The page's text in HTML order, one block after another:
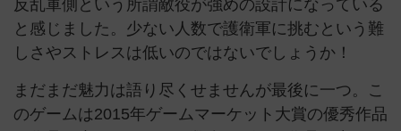
反乱軍側という所謂敵役が強めの設計になっている
と感じました。少ない人数で護衛軍に挑むという難
しさやストレスは低いのではないでしょうか！
まだまだ魅力は語り尽くせませんが最後に一つ。こ
のゲームは2015年ゲームマーケット大賞の優秀作品